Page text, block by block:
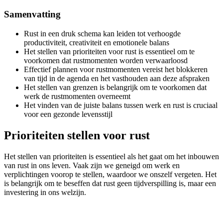
Samenvatting
Rust in een druk schema kan leiden tot verhoogde
productiviteit, creativiteit en emotionele balans
Het stellen van prioriteiten voor rust is essentieel om te
voorkomen dat rustmomenten worden verwaarloosd
Effectief plannen voor rustmomenten vereist het blokkeren
van tijd in de agenda en het vasthouden aan deze afspraken
Het stellen van grenzen is belangrijk om te voorkomen dat
werk de rustmomenten overneemt
Het vinden van de juiste balans tussen werk en rust is cruciaal
voor een gezonde levensstijl
Prioriteiten stellen voor rust
Het stellen van prioriteiten is essentieel als het gaat om het inbouwen
van rust in ons leven. Vaak zijn we geneigd om werk en
verplichtingen voorop te stellen, waardoor we onszelf vergeten. Het
is belangrijk om te beseffen dat rust geen tijdverspilling is, maar een
investering in ons welzijn.